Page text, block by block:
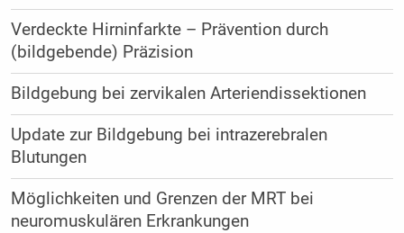
Verdeckte Hirninfarkte – Prävention durch
(bildgebende) Präzision
Bildgebung bei zervikalen Arteriendissektionen
Update zur Bildgebung bei intrazerebralen
Blutungen
Möglichkeiten und Grenzen der MRT bei
neuromuskulären Erkrankungen